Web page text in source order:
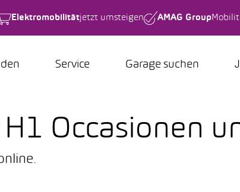
Elektromobilitätjetzt umsteigen AMAG Group
Service Garage suchen
Occasionen